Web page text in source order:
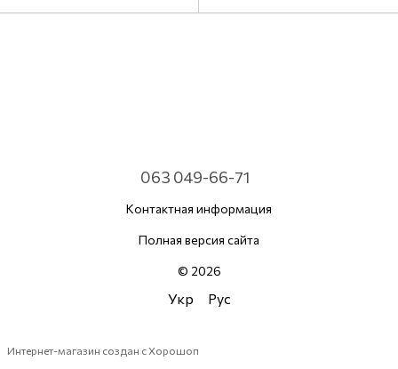
063 049-66-71
Контактная информация
Полная версия сайта
© 2026
Укр Рус
Интернет-магазин создан с Хорошоп